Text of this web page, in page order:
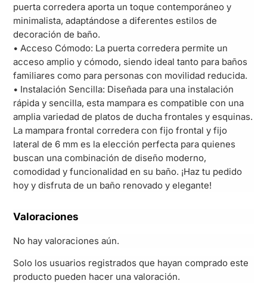
puerta corredera aporta un toque contemporáneo y
minimalista, adaptándose a diferentes estilos de
decoración de baño.
• Acceso Cómodo: La puerta corredera permite un
acceso amplio y cómodo, siendo ideal tanto para baños
familiares como para personas con movilidad reducida.
• Instalación Sencilla: Diseñada para una instalación
rápida y sencilla, esta mampara es compatible con una
amplia variedad de platos de ducha frontales y esquinas.
La mampara frontal corredera con fijo frontal y fijo
lateral de 6 mm es la elección perfecta para quienes
buscan una combinación de diseño moderno,
comodidad y funcionalidad en su baño. ¡Haz tu pedido
hoy y disfruta de un baño renovado y elegante!
Valoraciones
No hay valoraciones aún.
Solo los usuarios registrados que hayan comprado este
producto pueden hacer una valoración.